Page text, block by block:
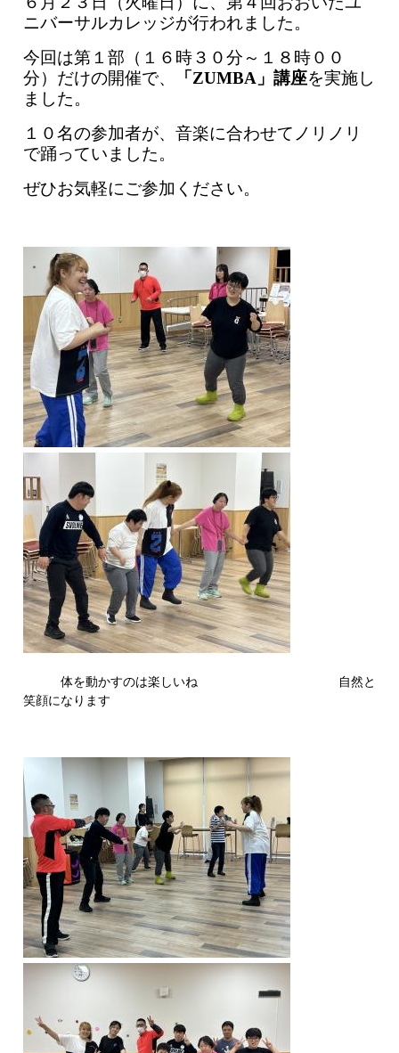
ニバーサルカレッジが行われました。
今回は第１部（１６時３０分～１８時００
分）だけの開催で、
「ZUMBA」講座を実施し
ました。
１０名の参加者が、音楽に合わせてノリノリ
で踊っていました。
ぜひお気軽にご参加ください。
体を動かすのは楽しいね 自然と
笑顔になります